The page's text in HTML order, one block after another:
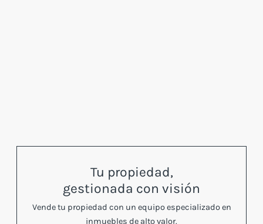
Tu propiedad,
gestionada con visión
Vende tu propiedad con un equipo especializado en
inmuebles de alto valor.